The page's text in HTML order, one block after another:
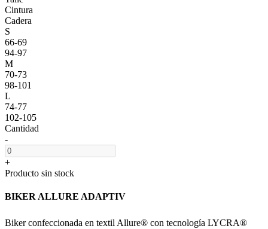
Cintura
Cadera
S
66-69
94-97
M
70-73
98-101
L
74-77
102-105
Cantidad
-
+
Producto sin stock
BIKER ALLURE ADAPTIV
Biker confeccionada en textil Allure® con tecnología LYCRA®